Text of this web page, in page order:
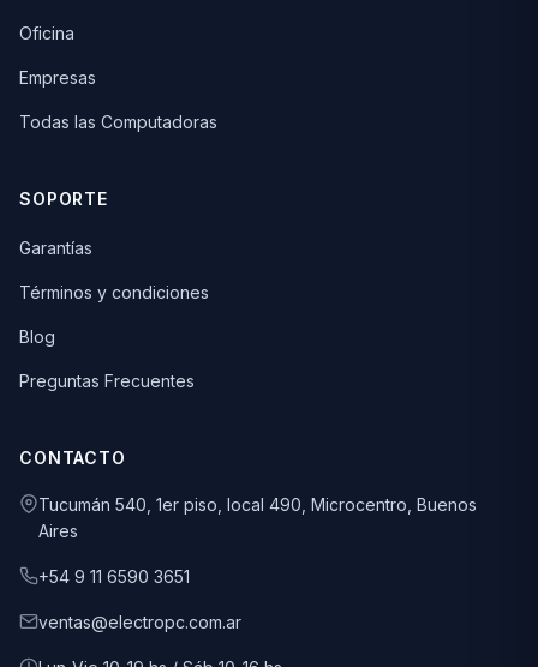
Oficina
Empresas
Todas las Computadoras
SOPORTE
Garantías
Términos y condiciones
Blog
Preguntas Frecuentes
CONTACTO
Tucumán 540, 1er piso, local 490, Microcentro, Buenos
Aires
+54 9 11 6590 3651
ventas@electropc.com.ar